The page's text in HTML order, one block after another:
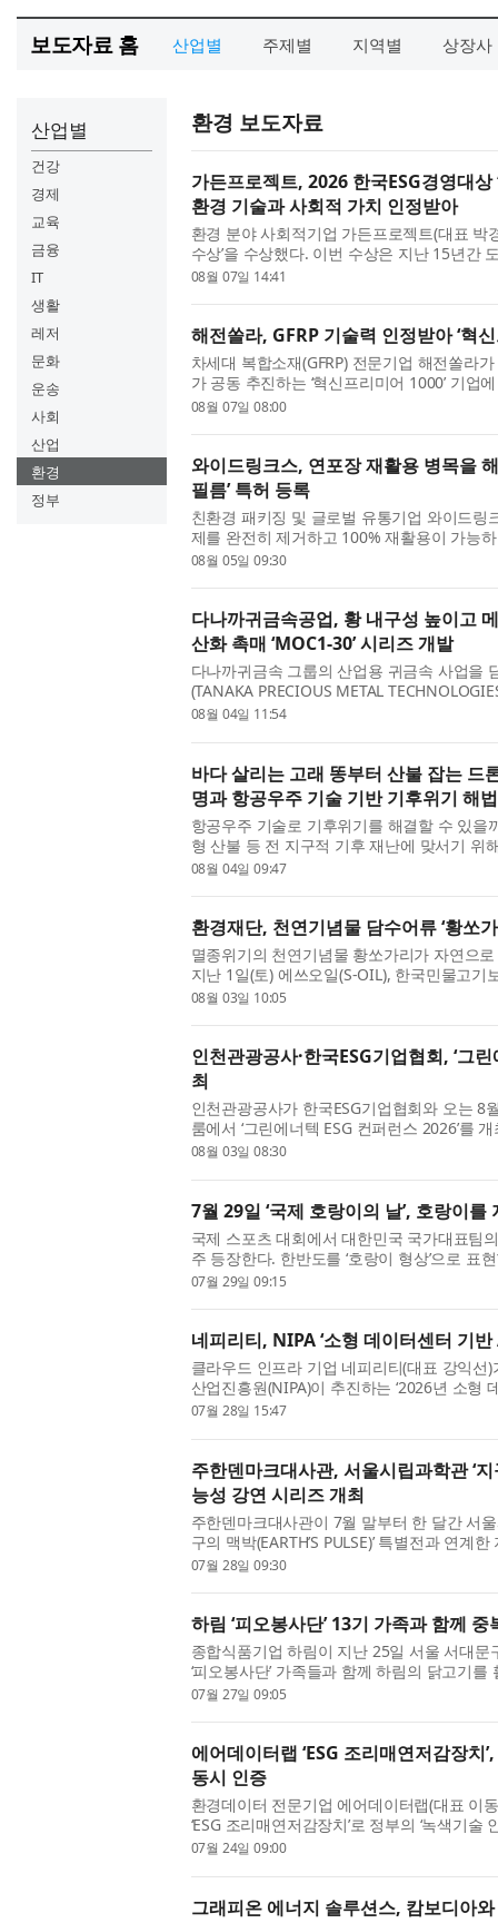
보도자료 홈 산업별 주제별 지역별 상장사
산업별
건강
경제
교육
금융
IT
생활
레저
문화
운송
사회
산업
환경
정부
환경 보도자료
가든프로젝트, 2026 한국ESG경영대
환경 기술과 사회적 가치 인정받아
환경 분야 사회적기업 가든프로젝트(대표 박
수상’을 수상했다. 이번 수상은 지난 15년간
교육 등 다양한 분야에서 축적해 온 사회적
08월 07일 14:41
해전쏠라, GFRP 기술력 인정받아 ‘혁
차세대 복합소재(GFRP) 전문기업 해전쏠라
가 공동 추진하는 ‘혁신프리미어 1000’ 기업
혁신성과 성장 가능성이 높은 중소·중견기
08월 07일 08:00
와이드링크스, 연포장 재활용 병목을
필름’ 특허 등록
친환경 패키징 및 글로벌 유통기업 와이드링
제를 완전히 제거하고 100% 재활용이 가능
패키징 필름, 이의 제조방법 및 상기 필름을
08월 05일 09:30
다나까귀금속공업, 황 내구성 높이고
산화 촉매 ‘MOC1-30’ 시리즈 개발
다나까귀금속 그룹의 산업용 귀금속 사업을
(TANAKA PRECIOUS METAL
표이사 사장: 다나카 코이치로, 이하
08월 04일 11:54
바다 살리는 고래 똥부터 산불 잡는
명과 항공우주 기술 기반 기후위기 해
항공우주 기술로 기후위기를 해결할 수 있을
형 산불 등 전 지구적 기후 재난에 맞서기 위
시작했다. 환경재단(이사장 최열)은 지난 7
08월 04일 09:47
환경재단, 천연기념물 담수어류 ‘황쏘
멸종위기의 천연기념물 황쏘가리가 자연으
지난 1일(토) 에쓰오일(S-OIL), 한국민물고
천군 북한강 상류 일대에서 천연기념물 ‘한
08월 03일 10:05
인천관광공사·한국ESG기업협회, ‘그
최
인천관광공사가 한국ESG기업협회와 오는 8
룸에서 ‘그린에너텍 ESG 컨퍼런스 2026’를
인천광역시가 주최하고 인천관광공사와 한
08월 03일 08:30
7월 29일 ‘국제 호랑이의 날’, 호랑이
국제 스포츠 대회에서 대한민국 국가대표팀
주 등장한다. 한반도를 ‘호랑이 형상’으로 표
속에서 오랫동안 친숙한 존재였다. 설화와
07월 29일 09:15
네피리티, NIPA ‘소형 데이터센터 기
클라우드 인프라 기업 네피리티(대표 강익선
산업진흥원(NIPA)이 추진하는 ‘2026년 소형
성장지원사업’의 주관기관으로 최종 선정됐
07월 28일 15:47
주한덴마크대사관, 서울시립과학관 ‘
능성 강연 시리즈 개최
주한덴마크대사관이 7월 말부터 한 달간 서
구의 맥박(EARTH’S PULSE)’ 특별전과 연계
다. ‘지구의 맥박’은 대사관이 협력 기관으로
07월 28일 09:30
하림 ‘피오봉사단’ 13기 가족과 함께
종합식품기업 하림이 지난 25일 서울 서대문
‘피오봉사단’ 가족들과 함께 하림의 닭고기
혔다. ‘피오봉사단’은 하림 임직원과 소비자
07월 27일 09:05
에어데이터랩 ‘ESG 조리매연저감장치
동시 인증
환경데이터 전문기업 에어데이터랩(대표 이
‘ESG 조리매연저감장치’로 정부의 ‘녹색기술
획득했다고 24일 밝혔다. 이번 인증은 ‘기후
07월 24일 09:00
그래피온 에너지 솔루션스, 캄보디아와